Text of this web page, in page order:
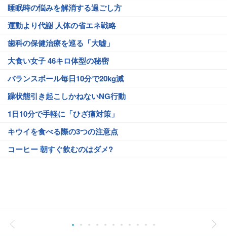
睡眠時の悩みを解消する過ごし方
運動より代謝 人体の省エネ戦略
歯科の保健治療を巡る「大嘘」
大食い女子 46キロ体型の秘密
バランスボール毎日10分で20kg減
躁状態引き起こしかねないNG行動
1日10分で手軽に「ひざ痛対策」
キウイを食べる際の3つの注意点
コーヒー 朝すぐ飲むのはダメ?